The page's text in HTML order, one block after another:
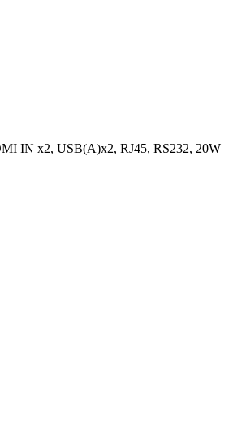
IN x2, USB(A)х2, RJ45, RS232, 20W